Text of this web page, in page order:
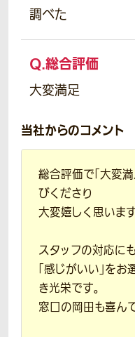
調べた
Q.総合評価
大変満足
当社からのコメント
総合評価で「大変
びくださり
大変嬉しく思います
スタッフの対応にも
「感じがいい」を
き光栄です。
窓口の岡田も喜ん